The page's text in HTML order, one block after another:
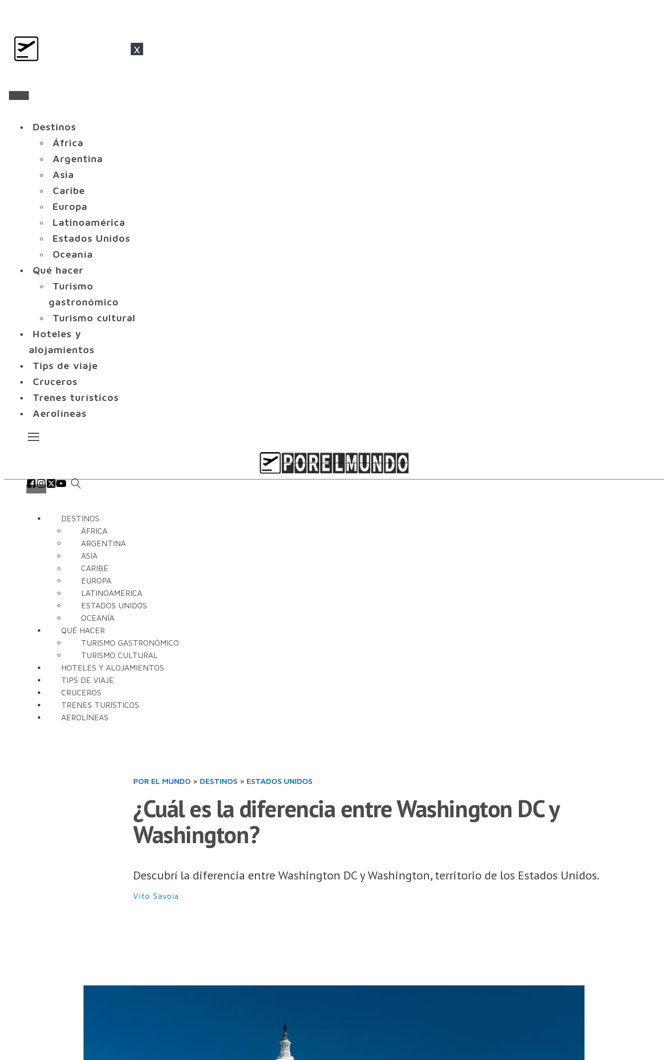
x
Destinos
África
Argentina
Asia
Caribe
Europa
Latinoamérica
Estados Unidos
Oceanía
Qué hacer
Turismo
gastronómico
Turismo cultural
Hoteles y
alojamientos
Tips de viaje
Cruceros
Trenes turísticos
Aerolíneas
DESTINOS
ÁFRICA
ARGENTINA
ASIA
CARIBE
EUROPA
LATINOAMÉRICA
ESTADOS UNIDOS
OCEANÍA
QUÉ HACER
TURISMO GASTRONÓMICO
TURISMO CULTURAL
HOTELES Y ALOJAMIENTOS
TIPS DE VIAJE
CRUCEROS
TRENES TURÍSTICOS
AEROLÍNEAS
POR EL MUNDO > DESTINOS > ESTADOS UNIDOS
¿Cuál es la diferencia entre Washington DC y
Washington?
Descubrí la diferencia entre Washington DC y Washington, territorio de los Estados Unidos.
Vito Savoia